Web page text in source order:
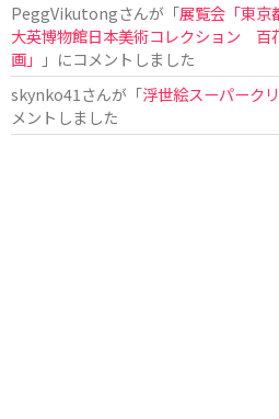
PeggVikutongさんが「展覧会「東京
大英博物館日本美術コレクション 百
画」
」にコメントしました
skynko41さんが「浮世絵スーパーク
メントしました